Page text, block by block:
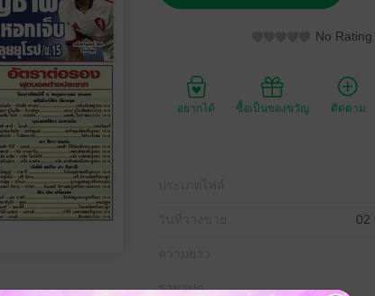
No Rating
อยากได้ ซื้อเป็นของขวัญ ติดตาม
02
ราคาปก